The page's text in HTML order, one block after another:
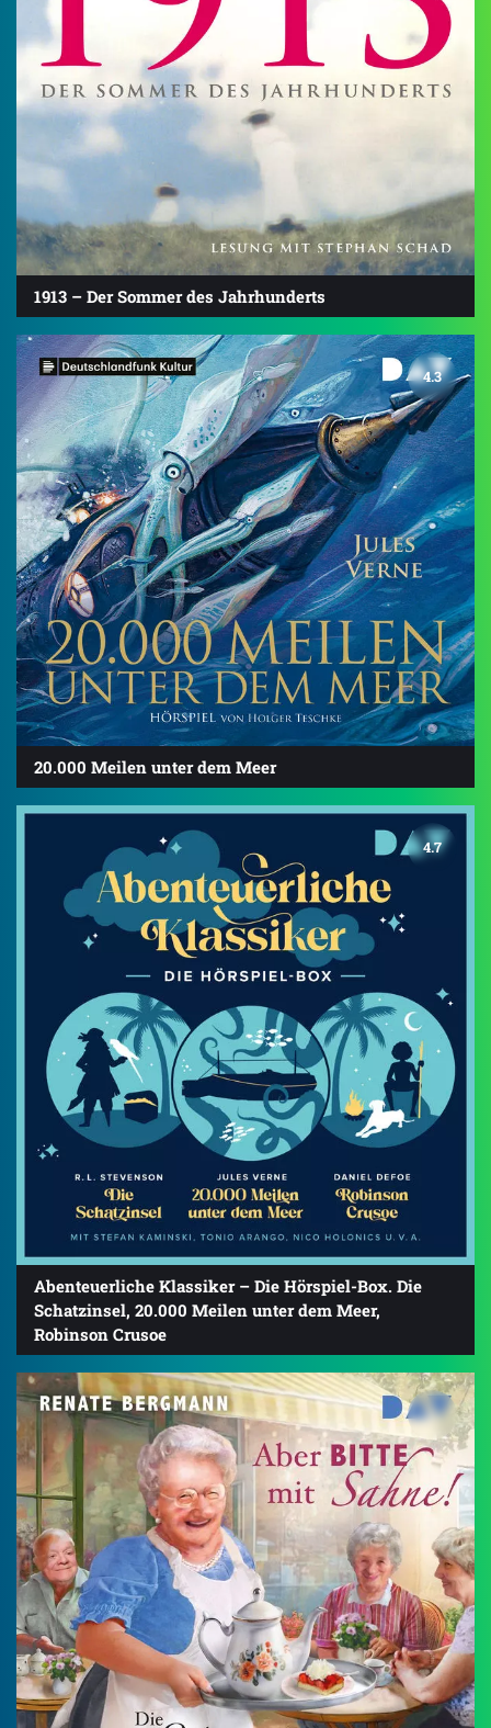
1913 – Der Sommer des Jahrhunderts
4.3
20.000 Meilen unter dem Meer
4.7
Abenteuerliche Klassiker – Die Hörspiel-Box. Die
Schatzinsel, 20.000 Meilen unter dem Meer,
Robinson Crusoe